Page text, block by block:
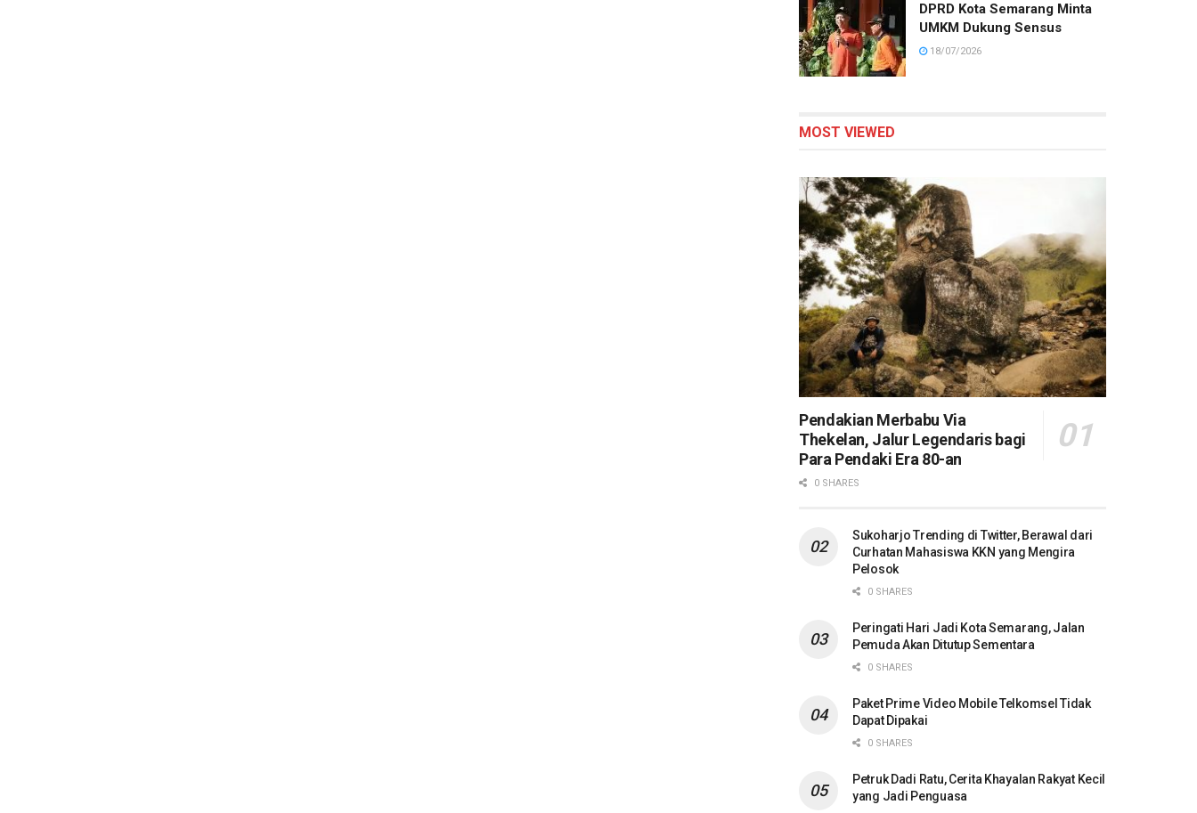
DPRD Kota Semarang Minta
UMKM Dukung Sensus
18/07/2026
MOST VIEWED
Pendakian Merbabu Via
Thekelan, Jalur Legendaris bagi
Para Pendaki Era 80-an
0 SHARES
Sukoharjo Trending di Twitter, Berawal dari
Curhatan Mahasiswa KKN yang Mengira
Pelosok
0 SHARES
Peringati Hari Jadi Kota Semarang, Jalan
Pemuda Akan Ditutup Sementara
0 SHARES
Paket Prime Video Mobile Telkomsel Tidak
Dapat Dipakai
0 SHARES
Petruk Dadi Ratu, Cerita Khayalan Rakyat Kecil
yang Jadi Penguasa